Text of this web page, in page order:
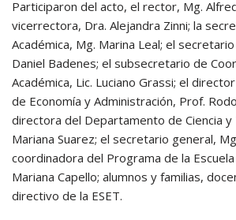
Participaron del acto, el rector, Mg.
vicerrectora, Dra. Alejandra Zinni; la
Académica, Mg. Marina Leal; el
Daniel Badenes; el subsecretario de
Académica, Lic. Luciano Grassi; el
de Economía y Administración, Prof.
directora del Departamento de Ciencia y
Mariana Suarez; el secretario general,
coordinadora del Programa de la Escuela
Mariana Capello; alumnos y familias,
directivo de la ESET.